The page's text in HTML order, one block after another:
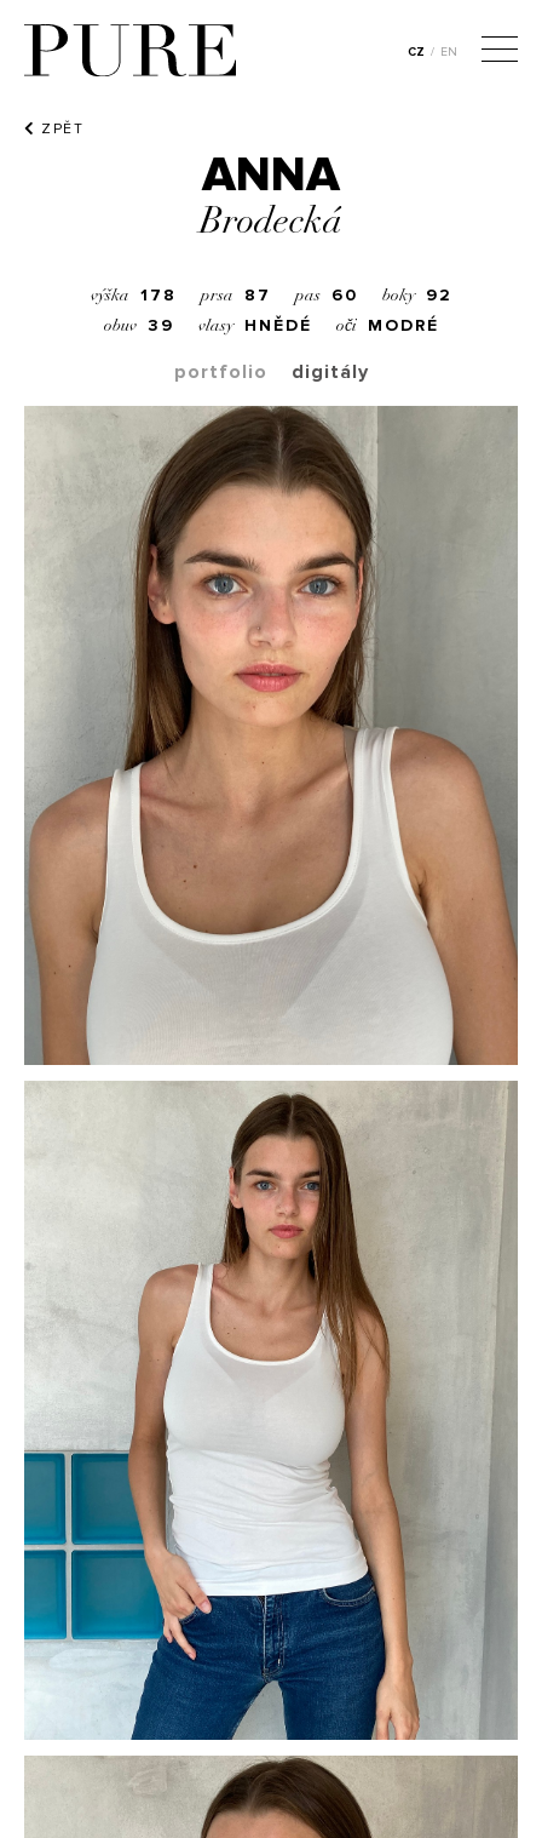
CZ / EN
ZPĚT
ANNA
Brodecká
výška 178 prsa 87 pas 60 boky 92
obuv 39 vlasy HNĚDÉ oči MODRÉ
portfolio digitály